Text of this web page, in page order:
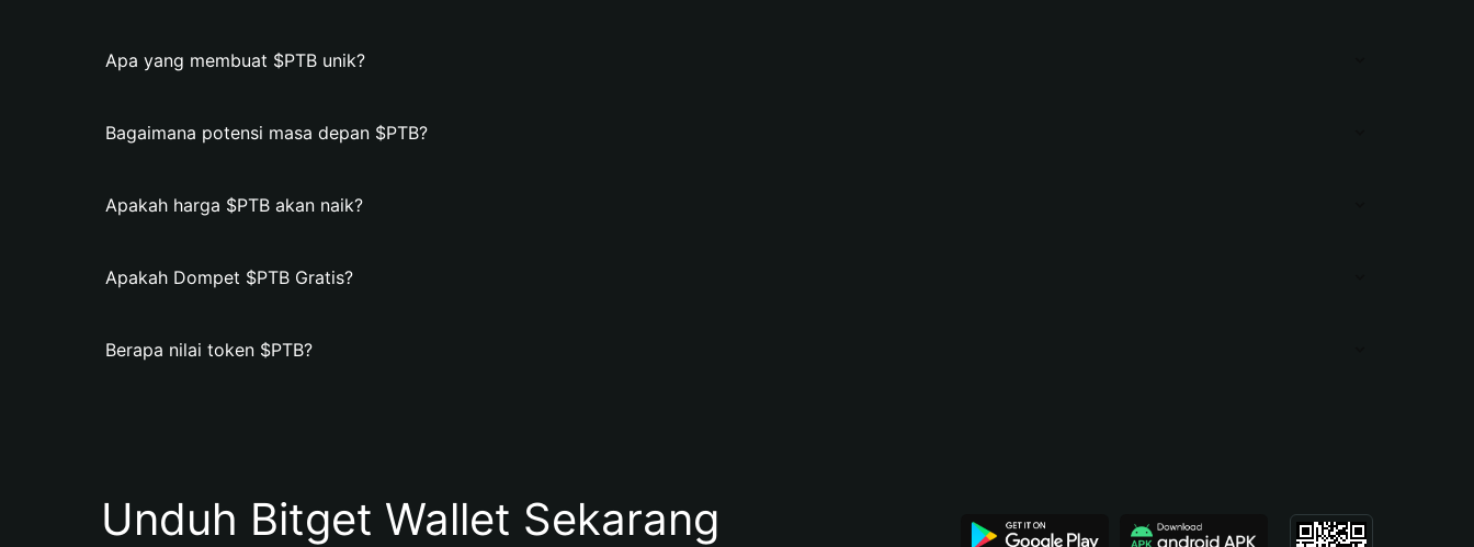
Apa yang membuat $PTB unik?
Bagaimana potensi masa depan $PTB?
Apakah harga $PTB akan naik?
Apakah Dompet $PTB Gratis?
Berapa nilai token $PTB?
Unduh Bitget Wallet Sekarang